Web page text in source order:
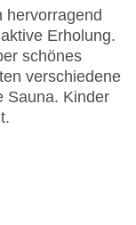
hervorragend
Erholung.
schönes
verschiedene
Sauna. Kinder